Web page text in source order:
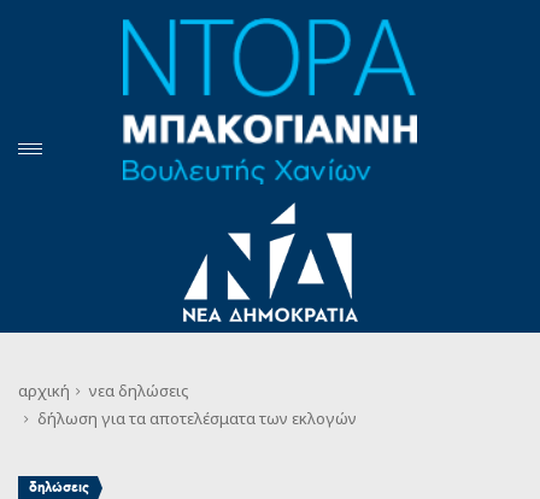
αρχική νεα δηλώσεις
δήλωση για τα αποτελέσματα των εκλογών
δηλώσεις